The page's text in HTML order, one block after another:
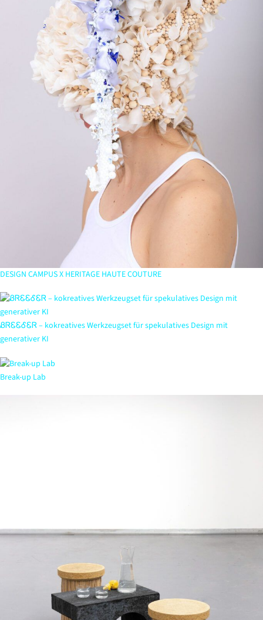
DESIGN CAMPUS X HERITAGE HAUTE COUTURE
ᏰᏒᏋᏋᎴᏋᏒ – kokreatives Werkzeugset für spekulatives Design mit
generativer KI
Break-up Lab